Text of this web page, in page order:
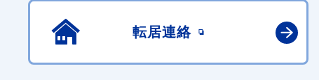
転居連絡